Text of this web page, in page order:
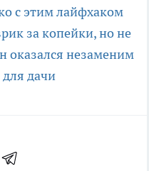
с этим лайфхаком
за копейки, но не
оказался незаменим
для дачи